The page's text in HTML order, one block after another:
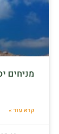
מניחים
קרא עוד »